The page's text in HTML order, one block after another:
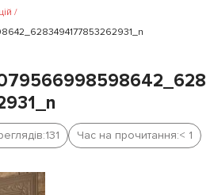
/
131 Час на прочитання:< 1